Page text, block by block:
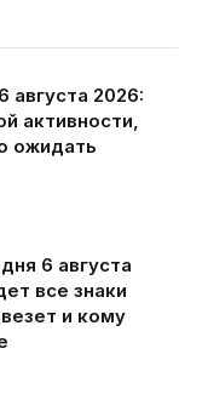
августа 2026:
активности,
ожидать
6 августа
все знаки
и кому